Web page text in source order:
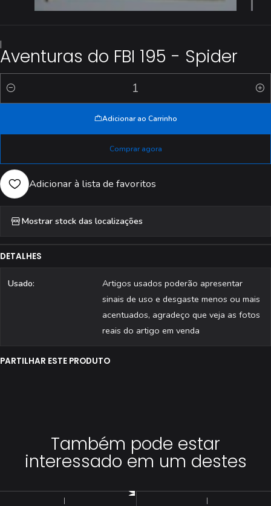
|
Aventuras do FBI 195 - Spider
Quantidade
Adicionar ao Carrinho
Comprar agora
Adicionar à lista de favoritos
Mostrar stock das localizações
DETALHES
Usado:
Artigos usados poderão apresentar
sinais de uso e desgaste menos ou mais
acentuados, agradeço que veja as fotos
reais do artigo em venda
PARTILHAR ESTE PRODUTO
Também pode estar
interessado em um destes
| |